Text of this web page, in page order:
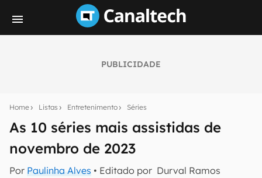
PUBLICIDADE
Home Listas Entretenimento Séries
As 10 séries mais assistidas de
novembro de 2023
Por Paulinha Alves • Editado por Durval Ramos
notícias e reviews sobre tecnologia em primeira
mão.
E-mail